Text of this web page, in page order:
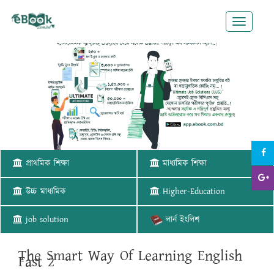
Toggle
প্রাথমিক শিক্ষা মাধ্যমিক শিক্ষা
উচ্চ মাধ্যমিক Higher-Education
job solution লার্ন ইংলিশ
The Smart Way Of Learning English
Fast 2